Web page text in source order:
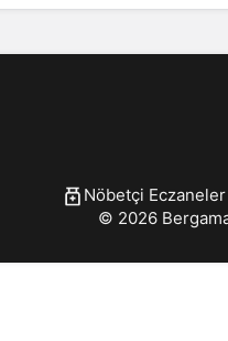
Nöbetçi Eczaneler
© 2026